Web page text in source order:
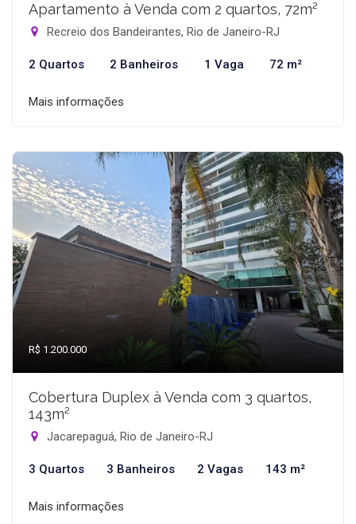
Apartamento à Venda com 2 quartos, 72m²
Recreio dos Bandeirantes, Rio de Janeiro-RJ
2 Quartos 2 Banheiros 1 Vaga 72 m²
Mais informações
R$ 1.200.000
Cobertura Duplex à Venda com 3 quartos,
143m²
Jacarepaguá, Rio de Janeiro-RJ
3 Quartos 3 Banheiros 2 Vagas 143 m²
Mais informações